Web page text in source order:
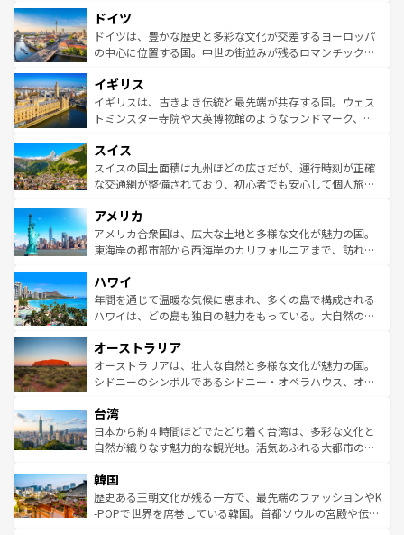
せる。地方によって風土や気候が異なるスペインはその個
性で訪れる人を魅了する。 なお、新着のスペイン情報は コ
ンテンツ一覧を参照してほしい。
で、幅広い魅力が詰まっている。華麗な宮殿、歴史的な大
聖堂、美しいビーチ、そして豊かな自然が、訪れる者を心
から魅了する。また、フランスは美食の国としても知ら
いる。シャンパンの発祥地であるランス、プロヴァンスの
香り高いラベンダー畑など、多彩な楽しみ方が可能だ。さ
らに、パリ以外の地域にも魅力が溢れており、どの街角に
れる地方に足を運ぶとそれぞれで全く異なる文化を体験で
きるだろう。 なお、新着のフランス情報はコンテンツ一覧
を参照してほしい。
ドイツ
ドイツは、豊かな歴史と多彩な文化が交差するヨーロッパ
の中心に位置する国。中世の街並みが残るロマンチック街
顔を持つこの国は、どこを歩いても飽きることがない。ベ
ルリンの文化的活気、バイエルン州のアルプスの絶景、そ
してライン川沿いのワイン畑といった風景は必見。ビール
は、お酒好きな人にはぜひ体験してほしい。 なお、新着の
ドイツ情報はコンテンツ一覧を参照してほしい。
イギリス
イギリスは、古きよき伝統と最先端が共存する国。ウェス
トミンスター寺院や大英博物館のようなランドマーク、歴
リアごとに異なる魅力がある。また、優雅なアフタヌーン
ティー、ビール好きにはたまらない英国パブ、サッカー観
戦など、本場だからこそできる体験も豊富。イギリスを旅
ンツ一覧を参照してほしい。
スイス
スイスの国土面積は九州ほどの広さだが、運行時刻が正確
な交通網が整備されており、初心者でも安心して個人旅行
の建物がそのまま残る町や、スイスならではのユニークな
博物館もあり、アルプス観光だけでなく町歩きも満喫する
ことができる。国民の所得が高いため物価も高いが、旅行
ば市内交通費無料で観光を楽しむこともできる。 なお、新
着のスイス情報はコンテンツ一覧 を参照してほしい。
アメリカ
アメリカ合衆国は、広大な土地と多様な文化が魅力の国。
東海岸の都市部から西海岸のカリフォルニアまで、訪れる
のような巨大都市は、観光、ショッピング、エンターテイ
ンメントが詰まった刺激的なスポットだ。一方、アメリカ
西部には大自然が広がり、グランドキャニオンやイエロー
部のニューオーリンズでは、音楽と美食が融合した独特の
文化が魅力。旅行者はアメリカの各地域で異なる魅力を楽
しみながら、その多様性と豊かな歴史を感じることができ
ならではの贅沢な旅のスタイルだ。 なお、新着のアメリカ
情報はコンテンツ一覧を参照してほしい。
ハワイ
年間を通じて温暖な気候に恵まれ、多くの島で構成される
ハワイは、どの島も独自の魅力をもっている。大自然の神
ワイ島は見逃せない。また、定番の観光地といえばオアフ
島だが、静かな自然を求めるならマウイ島やカウアイ島が
おすすめ。エメラルドグリーンに輝く海をはじめ、豊かな
れるおもてなしの心で訪れる人々を迎えてくれるハワイの
人々、おいしいローカルフードやハワイアンミュージッ
ク、伝統的なフラダンスなど、すべてがハワイの魅力を彩
ワイを、存分に味わってほしい。 なお、新着のハワイ情報
はコンテンツ一覧を参照してほしい。
オーストラリア
オーストラリアは、壮大な自然と多様な文化が魅力の国。
シドニーのシンボルであるシドニー・オペラハウス、オー
リアリーフや大陸中央部にそびえるウルル（エアーズロッ
ク）、タスマニアの美しい原生林やケアンズの熱帯雨林な
ど、見どころがたくさん。また、カフェやワイン、オージ
いる。アクティビティも充実しており、サーフィンやダイ
ビング、ハイキングなど、アウトドア好きにはたまらな
い。オーストラリアの多彩な魅力を存分に味わいつくそ
台湾
日本から約４時間ほどでたどり着く台湾は、多彩な文化と
自然が織りなす魅力的な観光地。活気あふれる大都市の台
ン）、静ひつな山岳地帯である台湾東部など、都市の喧騒
と山間の静けさが共存しており、訪れる人に新しい発見と
驚きをもたらしてくれる。また、奥深い台湾の食文化も魅
韓国
歴史ある王朝文化が残る一方で、最先端のファッションやK
-POPで世界を席巻している韓国。首都ソウルの宮殿や伝統